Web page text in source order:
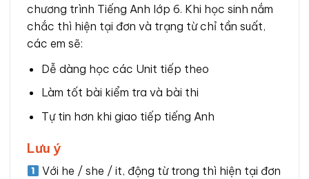
chương trình Tiếng Anh lớp 6. Khi học sinh nắm
chắc thì hiện tại đơn và trạng từ chỉ tần suất,
các em sẽ:
Dễ dàng học các Unit tiếp theo
Làm tốt bài kiểm tra và bài thi
Tự tin hơn khi giao tiếp tiếng Anh
Lưu ý
Với he / she / it, động từ trong thì hiện tại đơn